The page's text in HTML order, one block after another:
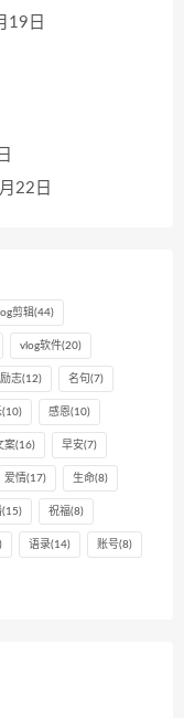
19日
22日
剪辑(44)
vlog软件(20)
励志(12) 名句(7)
(10) 感恩(10)
案(16) 早安(7)
爱情(17) 生命(8)
(15) 祝福(8)
语录(14) 账号(8)